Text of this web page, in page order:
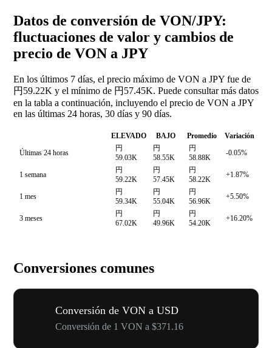
Datos de conversión de VON/JPY:
fluctuaciones de valor y cambios de
precio de VON a JPY
En los últimos 7 días, el precio máximo de VON a JPY fue de
円59.22K y el mínimo de 円57.45K. Puede consultar más datos
en la tabla a continuación, incluyendo el precio de VON a JPY
en las últimas 24 horas, 30 días y 90 días.
ELEVADO BAJO Promedio
Variación
Últimas 24 horas
円
59.03K
円
58.55K
円
58.88K
-0.05%
1 semana
円
59.22K
円
57.45K
円
58.22K
+1.87%
1 mes
円
59.34K
円
55.04K
円
56.96K
+5.50%
3 meses
円
67.02K
円
49.96K
円
54.20K
+16.20%
Conversiones comunes
Conversión de VON a USD
Conversión de 1 VON a $371.16